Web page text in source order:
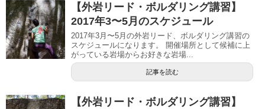
【外岩リード・ボルダリング講習】
2017年3〜5月のスケジュール
2017年3月〜5月の外岩リード、ボルダリング講習の
スケジュールになります。 開催場所として候補に上
がっている岩場からお好きな岩場...
記事を読む
【外岩リード・ボルダリング講習】